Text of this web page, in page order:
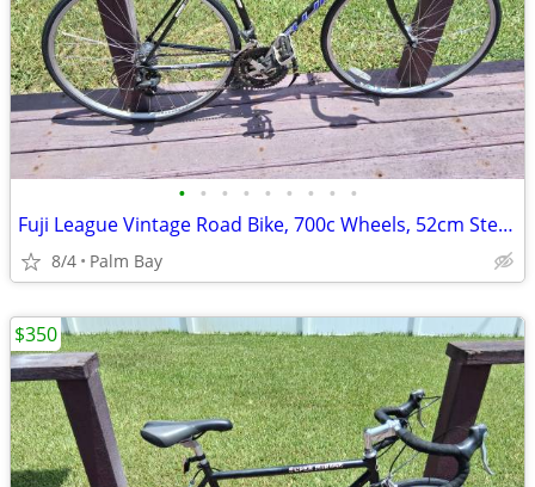
• • • • • • • • •
Fuji League Vintage Road Bike, 700c Wheels, 52cm Steel Frame
8/4 Palm Bay
$350